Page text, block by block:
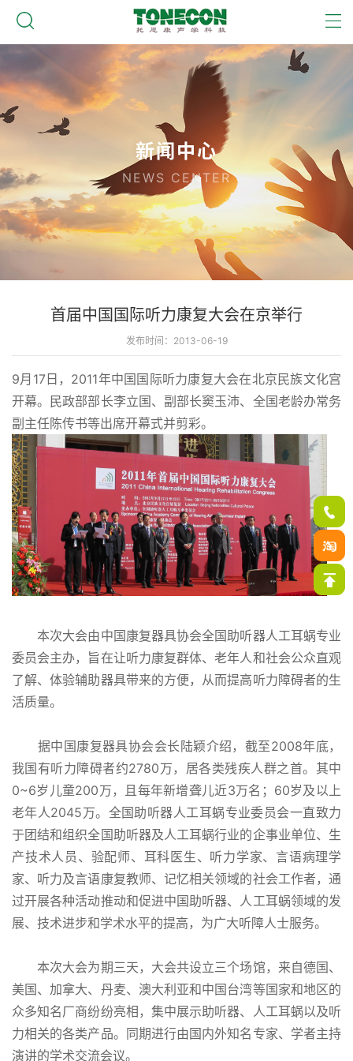
新闻中心
NEWS CENTER
首届中国国际听力康复大会在京举行
发布时间：2013-06-19
9月17日，2011年中国国际听力康复大会在北京民族文化宫
开幕。民政部部长李立国、副部长窦玉沛、全国老龄办常务
副主任陈传书等出席开幕式并剪彩。
本次大会由中国康复器具协会全国助听器人工耳蜗专业
委员会主办，旨在让听力康复群体、老年人和社会公众直观
了解、体验辅助器具带来的方便，从而提高听力障碍者的生
活质量。
据中国康复器具协会会长陆颖介绍，截至2008年底，
我国有听力障碍者约2780万，居各类残疾人群之首。其中
0~6岁儿童200万，且每年新增聋儿近3万名；60岁及以上
老年人2045万。全国助听器人工耳蜗专业委员会一直致力
于团结和组织全国助听器及人工耳蜗行业的企事业单位、生
产技术人员、验配师、耳科医生、听力学家、言语病理学
家、听力及言语康复教师、记忆相关领域的社会工作者，通
过开展各种活动推动和促进中国助听器、人工耳蜗领域的发
展、技术进步和学术水平的提高，为广大听障人士服务。
本次大会为期三天，大会共设立三个场馆，来自德国、
美国、加拿大、丹麦、澳大利亚和中国台湾等国家和地区的
众多知名厂商纷纷亮相，集中展示助听器、人工耳蜗以及听
力相关的各类产品。同期进行由国内外知名专家、学者主持
演讲的学术交流会议。